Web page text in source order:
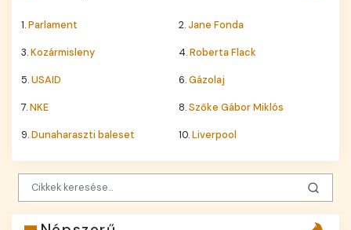
1.Parlament 2.Jane Fonda
3.Kozármisleny 4.Roberta Flack
5.USAID 6.Gázolaj
7.NKE 8.Szőke Gábor Miklós
9.Dunaharaszti baleset 10.Liverpool